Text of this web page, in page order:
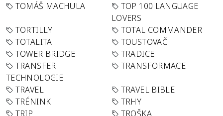
TOMÁŠ MACHULA
TOP 100 LANGUAGE
LOVERS
TORTILLY
TOTAL COMMANDER
TOTALITA
TOUSTOVAČ
TOWER BRIDGE
TRADICE
TRANSFER
TECHNOLOGIE
TRANSFORMACE
TRAVEL
TRAVEL BIBLE
TRÉNINK
TRHY
TRIP
TROŠKA